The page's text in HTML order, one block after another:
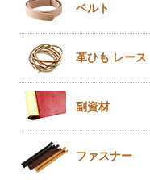
ベルト
革ひも レース
副資材
ファスナー